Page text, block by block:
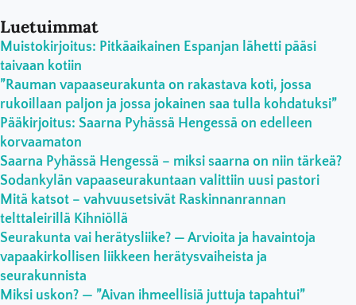
Luetuimmat
Muistokirjoitus: Pitkäaikainen Espanjan lähetti pääsi
taivaan kotiin
”Rauman vapaaseurakunta on rakastava koti, jossa
rukoillaan paljon ja jossa jokainen saa tulla kohdatuksi”
Pääkirjoitus: Saarna Pyhässä Hengessä on edelleen
korvaamaton
Saarna Pyhässä Hengessä – miksi saarna on niin tärkeä?
Sodankylän vapaaseurakuntaan valittiin uusi pastori
Mitä katsot – vahvuusetsivät Raskinnanrannan
telttaleirillä Kihniöllä
Seurakunta vai herätysliike? — Arvioita ja havaintoja
vapaakirkollisen liikkeen herätysvaiheista ja
seurakunnista
Miksi uskon? — ”Aivan ihmeellisiä juttuja tapahtui”